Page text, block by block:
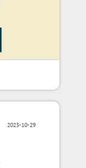
2023-10-29